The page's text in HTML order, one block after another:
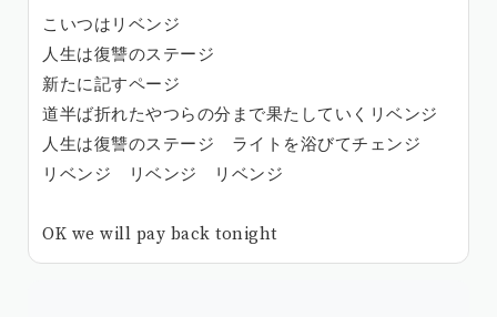
こいつはリベンジ
人生は復讐のステージ
新たに記すページ
道半ば折れたやつらの分まで果たしていくリベンジ
人生は復讐のステージ ライトを浴びてチェンジ
リベンジ リベンジ リベンジ
OK we will pay back tonight